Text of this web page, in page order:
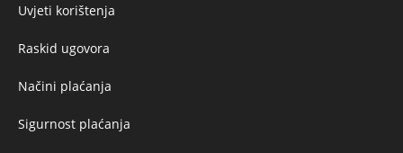
Uvjeti korištenja
Raskid ugovora
Načini plaćanja
Sigurnost plaćanja